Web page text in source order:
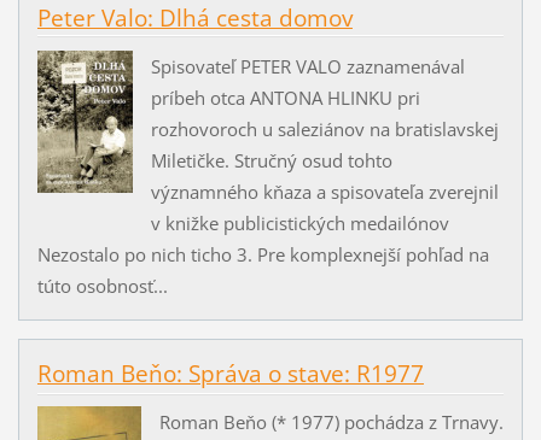
Peter Valo: Dlhá cesta domov
Spisovateľ PETER VALO zaznamenával
príbeh otca ANTONA HLINKU pri
rozhovoroch u saleziánov na bratislavskej
Miletičke. Stručný osud tohto
významného kňaza a spisovateľa zverejnil
v knižke publicistických medailónov
Nezostalo po nich ticho 3. Pre komplexnejší pohľad na
túto osobnosť...
Roman Beňo: Správa o stave: R1977
Roman Beňo (* 1977) pochádza z Trnavy.